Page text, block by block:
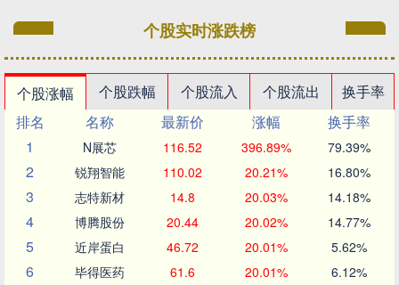
个股实时涨跌榜
个股涨幅 个股跌幅 个股流入 个股流出
换手率
排名
名称 最新价 涨幅
换手率
1
N展芯 116.52 396.89% 79.39%
2 锐翔智能 110.02 20.21% 16.80%
3 志特新材 14.8 20.03% 14.18%
4 博腾股份 20.44 20.02% 14.77%
5 近岸蛋白 46.72 20.01% 5.62%
6 毕得医药 61.6 20.01% 6.12%